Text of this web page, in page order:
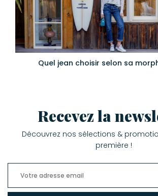
Quel jean choisir selon sa
Recevez la
Découvrez nos sélections &
première !